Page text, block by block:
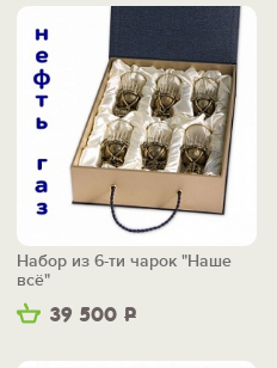
39 500 Р
Набор из 6-ти чарок "Наше
всё"